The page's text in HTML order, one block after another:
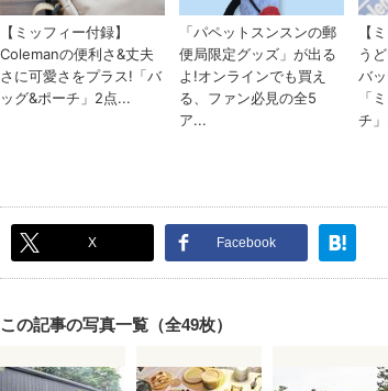
X Facebook
この記事の写真一覧（全49枚）